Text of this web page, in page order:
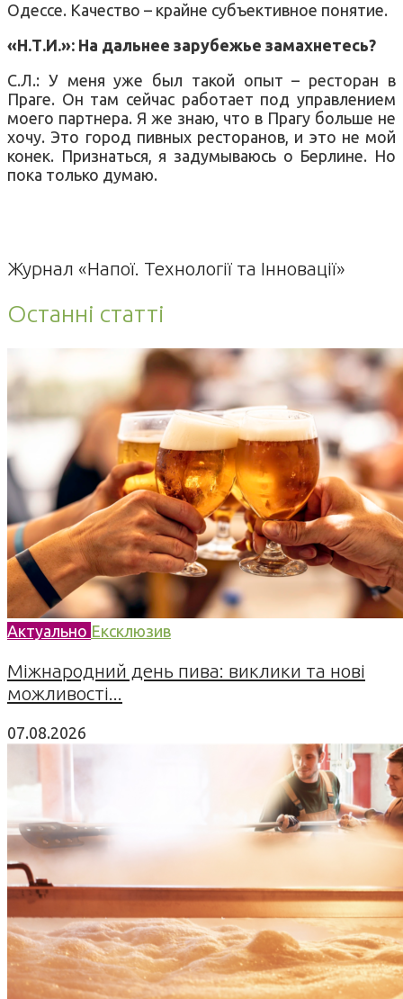
Одессе. Качество – крайне субъективное понятие.
«Н.Т.И.»: На дальнее зарубежье замахнетесь?
С.Л.: У меня уже был такой опыт – ресторан в
Праге. Он там сейчас работает под управлением
моего партнера. Я же знаю, что в Прагу больше не
хочу. Это город пивных ресторанов, и это не мой
конек. Признаться, я задумываюсь о Берлине. Но
пока только думаю.
Журнал «Напої. Технології та Інновації»
Останні статті
Актуально Ексклюзив
Міжнародний день пива: виклики та нові
можливості...
07.08.2026